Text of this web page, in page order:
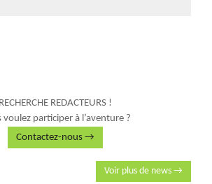
RECHERCHE REDACTEURS !
voulez participer à l’aventure ?
Contactez-nous →
Voir plus de news →